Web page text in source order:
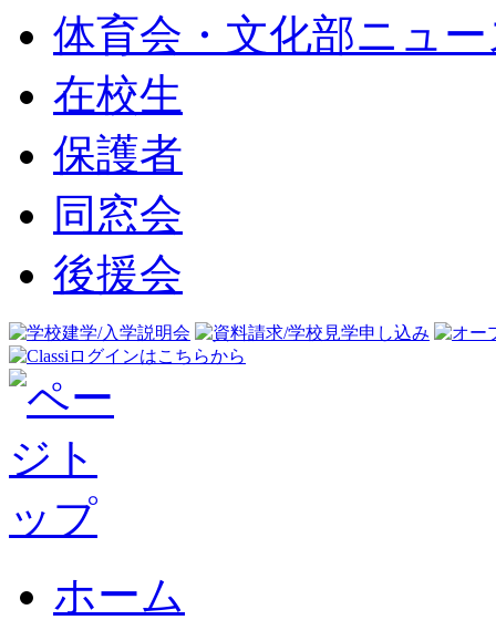
体育会・文化部ニュ
在校生
保護者
同窓会
後援会
ホーム